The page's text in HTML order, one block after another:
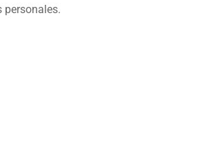
personales.